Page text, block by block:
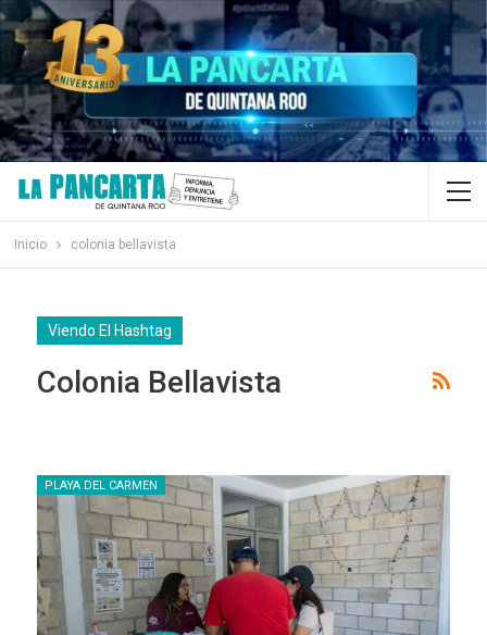
Inicio colonia bellavista
Viendo El Hashtag
Colonia Bellavista
PLAYA DEL CARMEN